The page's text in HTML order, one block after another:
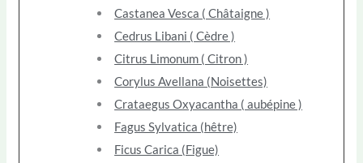
Castanea Vesca ( Châtaigne )
Cedrus Libani ( Cèdre )
Citrus Limonum ( Citron )
Corylus Avellana (Noisettes)
Crataegus Oxyacantha ( aubépine )
Fagus Sylvatica (hêtre)
Ficus Carica (Figue)